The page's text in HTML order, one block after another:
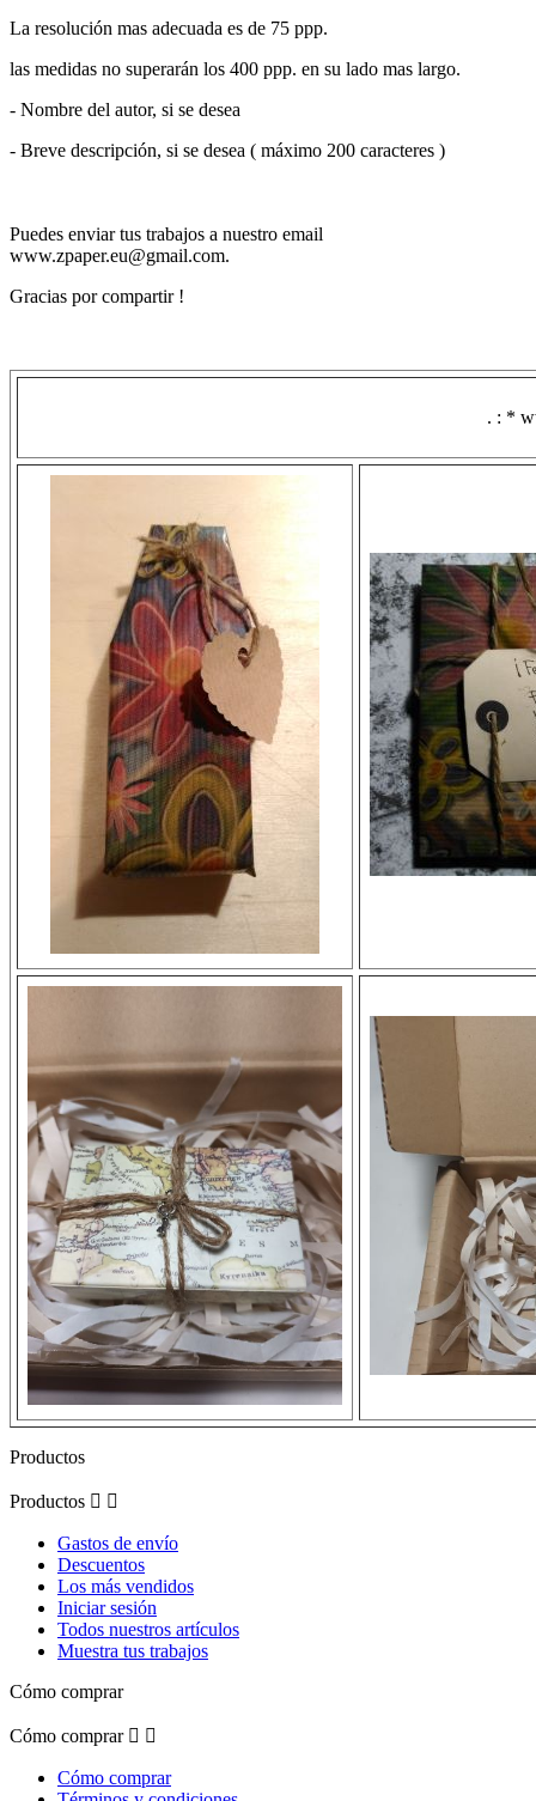
La resolución mas adecuada es de 75 ppp.
las medidas no superarán los 400 ppp. en su lado mas largo.
- Nombre del autor, si se desea
- Breve descripción, si se desea ( máximo 200 caracteres )
Puedes enviar tus trabajos a nuestro email
www.zpaper.eu@gmail.com.
Gracias por compartir !
. : *
Productos
Productos  
Gastos de envío
Descuentos
Los más vendidos
Iniciar sesión
Todos nuestros artículos
Muestra tus trabajos
Cómo comprar
Cómo comprar  
Cómo comprar